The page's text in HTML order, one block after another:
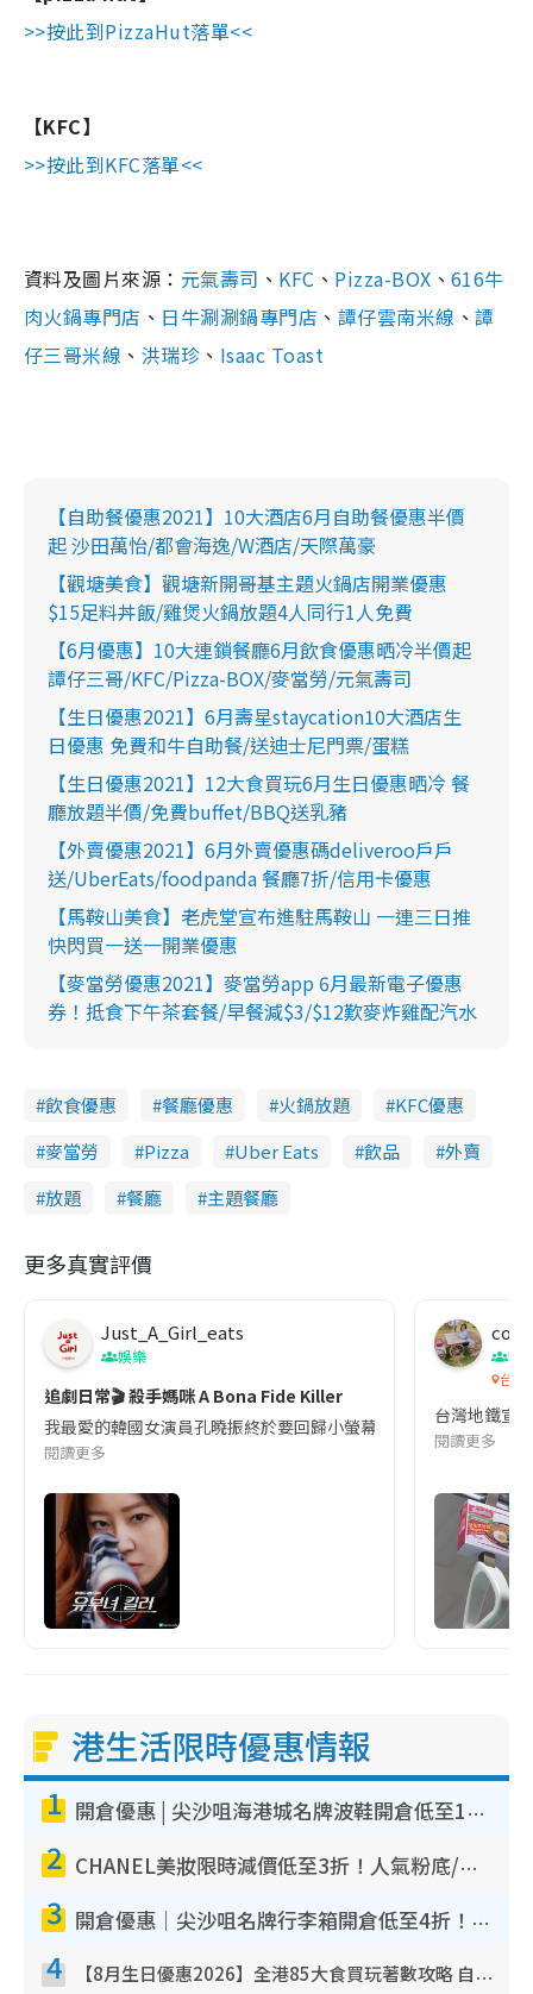
>>按此到PizzaHut落單<<
【KFC】
>>按此到KFC落單<<
資料及圖片來源： 元氣壽司 、 KFC 、 Pizza-BOX 、 616牛
肉火鍋專門店 、 日牛涮涮鍋專門店 、 譚仔雲南米線 、譚
仔三哥米線 、 洪瑞珍 、 Isaac Toast
【自助餐優惠2021】10大酒店6月自助餐優惠半價
起 沙田萬怡/都會海逸/W酒店/天際萬豪
【觀塘美食】觀塘新開哥基主題火鍋店開業優惠
$15足料丼飯/雞煲火鍋放題4人同行1人免費
【6月優惠】10大連鎖餐廳6月飲食優惠晒冷半價起
譚仔三哥/KFC/Pizza-BOX/麥當勞/元氣壽司
【生日優惠2021】6月壽星staycation10大酒店生
日優惠 免費和牛自助餐/送迪士尼門票/蛋糕
【生日優惠2021】12大食買玩6月生日優惠晒冷 餐
廳放題半價/免費buffet/BBQ送乳豬
【外賣優惠2021】6月外賣優惠碼deliveroo戶戶
送/UberEats/foodpanda 餐廳7折/信用卡優惠
【馬鞍山美食】老虎堂宣布進駐馬鞍山 一連三日推
快閃買一送一開業優惠
【麥當勞優惠2021】麥當勞app 6月最新電子優惠
券！抵食下午茶套餐/早餐減$3/$12歎麥炸雞配汽水
飲食優惠 餐廳優惠 火鍋放題
KFC優惠
麥當勞
Pizza Uber Eats 飲品
外賣
放題
餐廳 主題餐廳
更多真實評價
Just_A_Girl_eats
娛樂
追劇日常🎬 殺手媽咪 A Bona Fide Killer
我最愛的韓國女演員孔曉振終於要回歸小螢幕啦!這次的劇本改編
閱讀更多
co
吹
台灣
台灣地鐵宣
閱讀更多
港生活限時優惠情報
1 開倉優惠 | 尖沙咀海港城名牌波鞋開倉低至1折！On鞋$899起／Joy&Peace鞋履$98起
2 CHANEL美妝限時減價低至3折！人氣粉底/唇膏/精華液低至$275！COCO香水都有平
3 開倉優惠｜尖沙咀名牌行李箱開倉低至4折！一連5日 American Tourister/ace./Hallmark $200起！
4 【8月生日優惠2026】全港85大食買玩著數攻略 自助餐/火鍋放題同行免費＋誠品/DONKI送現金券